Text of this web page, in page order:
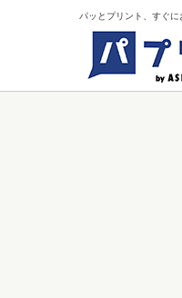
パッとプリント、すぐに